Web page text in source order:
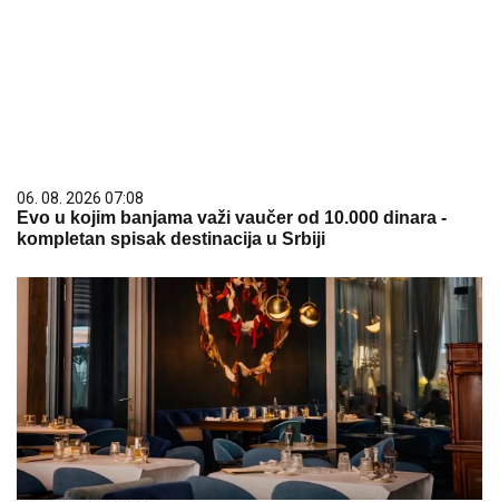
06. 08. 2026 07:08
Evo u kojim banjama važi vaučer od 10.000 dinara -
kompletan spisak destinacija u Srbiji